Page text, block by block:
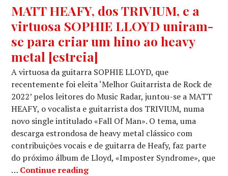
MATT HEAFY, dos TRIVIUM, e a
virtuosa SOPHIE LLOYD uniram-
se para criar um hino ao heavy
metal [estreia]
A virtuosa da guitarra SOPHIE LLOYD, que
recentemente foi eleita ‘Melhor Guitarrista de Rock de
2022’ pelos leitores do Music Radar, juntou-se a MATT
HEAFY, o vocalista e guitarrista dos TRIVIUM, numa
novo single intitulado «Fall Of Man». O tema, uma
descarga estrondosa de heavy metal clássico com
contribuições vocais e de guitarra de Heafy, faz parte
do próximo álbum de Lloyd, «Imposter Syndrome», que
… Continue readingMATT HEAFY, dos TRIVIUM, e a